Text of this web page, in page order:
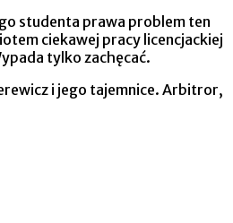
studenta prawa problem ten
ciekawej pracy licencjackiej
tylko zachęcać.
i jego tajemnice. Arbitror,